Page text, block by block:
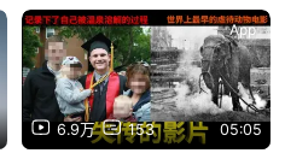
6.9万 153 05:05
App